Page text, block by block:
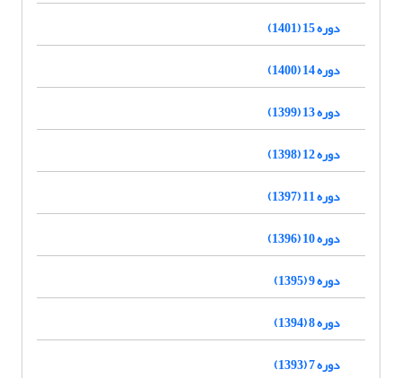
دوره 15 (1401)
دوره 14 (1400)
دوره 13 (1399)
دوره 12 (1398)
دوره 11 (1397)
دوره 10 (1396)
دوره 9 (1395)
دوره 8 (1394)
دوره 7 (1393)